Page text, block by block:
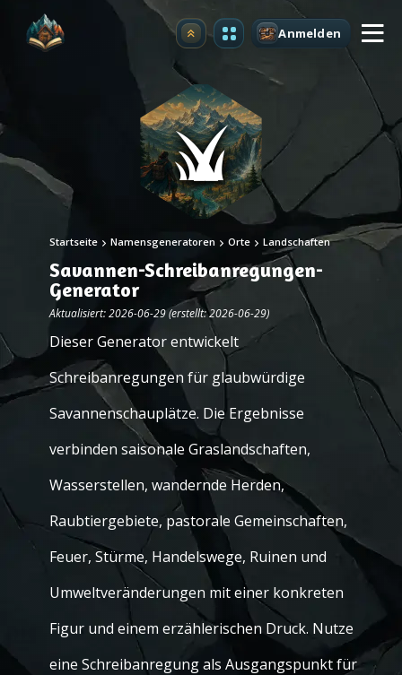
Upgrade Anmelden
Startseite Namensgeneratoren Orte Landschaften
Savannen-Schreibanregungen-
Generator
Aktualisiert: 2026-06-29 (erstellt: 2026-06-29)
Dieser Generator entwickelt
Schreibanregungen für glaubwürdige
Savannenschauplätze. Die Ergebnisse
verbinden saisonale Graslandschaften,
Wasserstellen, wandernde Herden,
Raubtiergebiete, pastorale Gemeinschaften,
Feuer, Stürme, Handelswege, Ruinen und
Umweltveränderungen mit einer konkreten
Figur und einem erzählerischen Druck. Nutze
eine Schreibanregung als Ausgangspunkt für